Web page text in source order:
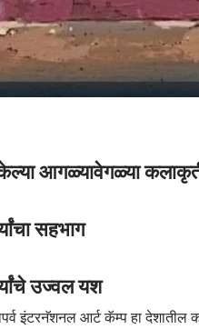
केल्या आगळ्यावेगळ्या
सहभाग
उज्वल यश
इंटरनॅशनल आर्ट कॅम्प हा देशातील